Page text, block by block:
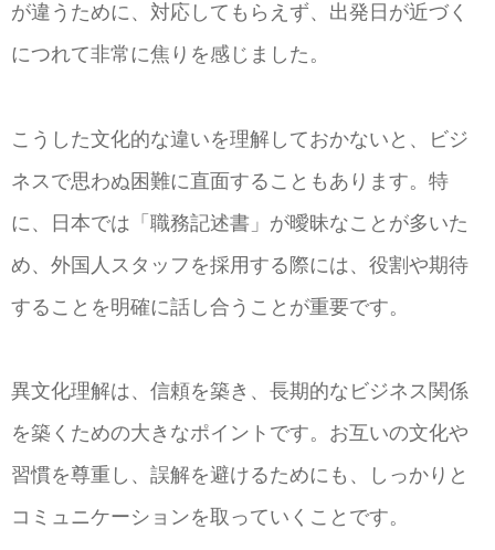
が違うために、対応してもらえず、出発日が近づく
につれて非常に焦りを感じました。
こうした文化的な違いを理解しておかないと、ビジ
ネスで思わぬ困難に直面することもあります。特
に、日本では「職務記述書」が曖昧なことが多いた
め、外国人スタッフを採用する際には、役割や期待
することを明確に話し合うことが重要です。
異文化理解は、信頼を築き、長期的なビジネス関係
を築くための大きなポイントです。お互いの文化や
習慣を尊重し、誤解を避けるためにも、しっかりと
コミュニケーションを取っていくことです。